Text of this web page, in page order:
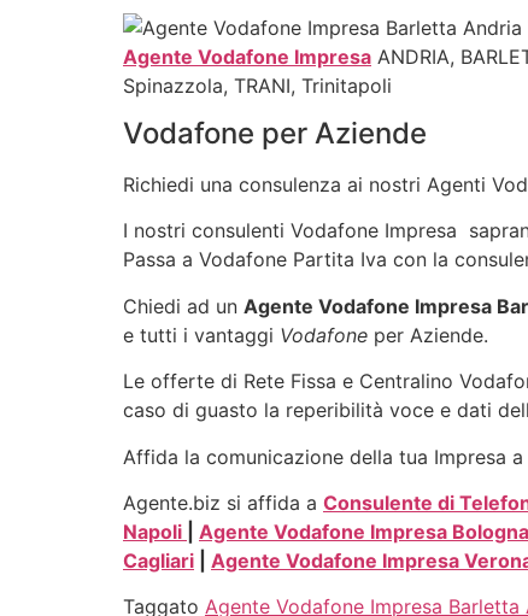
Agente Vodafone Impresa ANDRIA,
Spinazzola, TRANI, Trinitapoli
Vodafone per Aziende
Richiedi una consulenza ai nostri Agenti
I nostri consulenti Vodafone Impresa
Passa a Vodafone Partita Iva con la
Chiedi ad un Agente Vodafone Impresa
e tutti i vantaggi Vodafone per Aziende.
Le offerte di Rete Fissa e Centralino
caso di guasto la reperibilità voce e dati
Affida la comunicazione della tua Impresa
Agente.biz si affida a Consulente di
Napoli
Agente Vodafone Impresa Bologna
Cagliari
Agente Vodafone Impresa
Taggato Agente Vodafone Impresa Barletta